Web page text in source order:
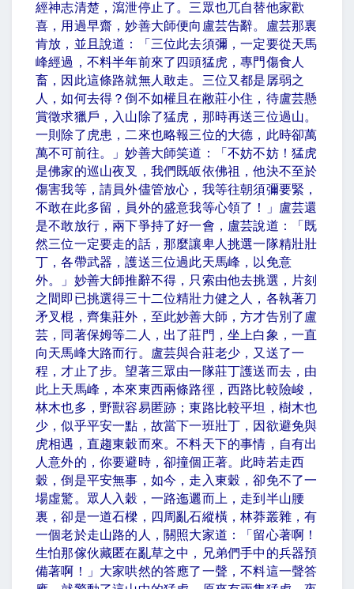
經神志清楚，瀉泄停止了。三眾也兀自替他家歡
喜，用過早齋，妙善大師便向盧芸告辭。盧芸那裏
肯放，並且說道：「三位此去須彌，一定要從天馬
峰經過，不料半年前來了四頭猛虎，專門傷食人
畜，因此這條路就無人敢走。三位又都是孱弱之
人，如何去得？倒不如權且在敝莊小住，待盧芸懸
賞徵求獵戶，入山除了猛虎，那時再送三位過山。
一則除了虎患，二來也略報三位的大德，此時卻萬
萬不可前往。」妙善大師笑道：「不妨不妨！猛虎
是佛家的巡山夜叉，我們既皈依佛祖，他決不至於
傷害我等，請員外儘管放心，我等往朝須彌要緊，
不敢在此多留，員外的盛意我等心領了！」盧芸還
是不敢放行，兩下爭持了好一會，盧芸說道：「既
然三位一定要走的話，那麼讓卑人挑選一隊精壯壯
丁，各帶武器，護送三位過此天馬峰，以免意
外。」妙善大師推辭不得，只索由他去挑選，片刻
之間即已挑選得三十二位精壯力健之人，各執著刀
矛叉棍，齊集莊外，至此妙善大師，方才告別了盧
芸，同著保姆等二人，出了莊門，坐上白象，一直
向天馬峰大路而行。盧芸與合莊老少，又送了一
程，才止了步。望著三眾由一隊莊丁護送而去，由
此上天馬峰，本來東西兩條路徑，西路比較險峻，
林木也多，野獸容易匿跡；東路比較平坦，樹木也
少，似乎平安一點，故當下一班壯丁，因欲避免與
虎相遇，直趨東穀而來。不料天下的事情，自有出
人意外的，你要避時，卻撞個正著。此時若走西
穀，倒是平安無事，如今，走入東穀，卻免不了一
場虛驚。眾人入穀，一路迤邐而上，走到半山腰
裏，卻是一道石樑，四周亂石縱橫，林莽叢雜，有
一個老於走山路的人，關照大家道：「留心著啊！
生怕那傢伙藏匿在亂草之中，兄弟們手中的兵器預
備著啊！」大家哄然的答應了一聲，不料這一聲答